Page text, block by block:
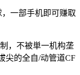
一部手机即可赚取
，不被単一机构垄
尖的全自/动管道CF